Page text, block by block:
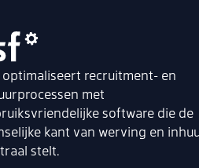
optimaliseert recruitment- en
met
software die de
kant van werving en
stelt.